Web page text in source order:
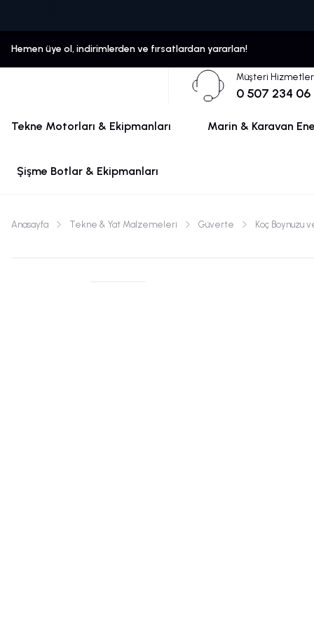
Hemen üye ol, indirimlerden ve fırsatlardan yararlan!
Müşteri
0 507 234 06
Tekne Motorları & Ekipmanları Marin & Karavan
Şişme Botlar & Ekipmanları
Anasayfa Tekne & Yat Malzemeleri Güverte Koç Boynuzu